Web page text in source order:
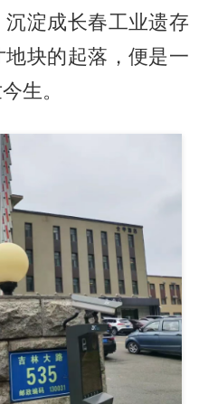
淀成长春工业遗存
块的起落，便是一
生。